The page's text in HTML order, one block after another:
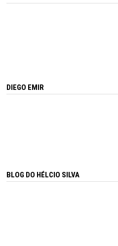
DIEGO EMIR
BLOG DO HÉLCIO SILVA